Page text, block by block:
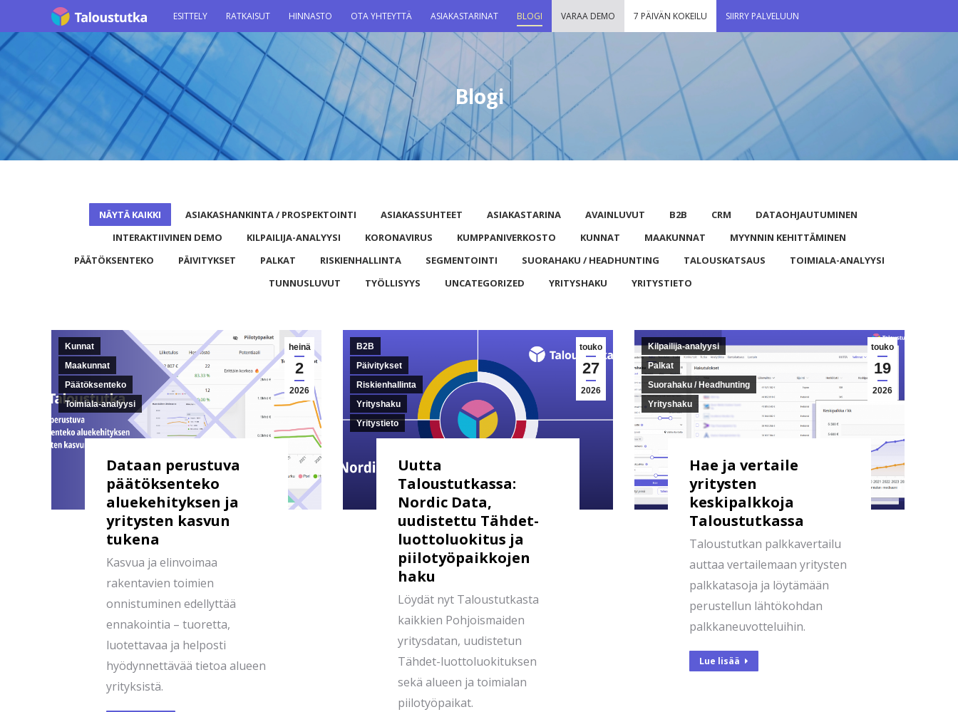
ESITTELY RATKAISUT HINNASTO OTA YHTEYTTÄ ASIAKASTARINAT BLOGI VARAA DEMO 7 PÄIVÄN KOKEILU SIIRRY PALVELUUN
Blogi
NÄYTÄ KAIKKI ASIAKASHANKINTA / PROSPEKTOINTI ASIAKASSUHTEET ASIAKASTARINA AVAINLUVUT B2B CRM
DATAOHJAUTUMINEN
INTERAKTIIVINEN DEMO
KILPAILIJA-ANALYYSI KORONAVIRUS KUMPPANIVERKOSTO KUNNAT MAAKUNNAT
MYYNNIN KEHITTÄMINEN
PÄÄTÖKSENTEKO
PÄIVITYKSET PALKAT RISKIENHALLINTA SEGMENTOINTI SUORAHAKU / HEADHUNTING TALOUSKATSAUS
TOIMIALA-ANALYYSI
TUNNUSLUVUT
TYÖLLISYYS UNCATEGORIZED YRITYSHAKU YRITYSTIETO
heinä
2
2026
Kunnat
Maakunnat
Päätöksenteko
Toimiala-analyysi
Dataan perustuva
päätöksenteko
aluekehityksen ja
yritysten kasvun
tukena
Kasvua ja elinvoimaa
rakentavien toimien
onnistuminen edellyttää
ennakointia – tuoretta,
luotettavaa ja helposti
hyödynnettävää tietoa alueen
yrityksistä.
touko
27
2026
B2B
Päivitykset
Riskienhallinta
Yrityshaku
Yritystieto
Uutta
Taloustutkassa:
Nordic Data,
uudistettu Tähdet-
luottoluokitus ja
piilotyöpaikkojen
haku
Löydät nyt Taloustutkasta
kaikkien Pohjoismaiden
yritysdatan, uudistetun
Tähdet-luottoluokituksen
sekä alueen ja toimialan
piilotyöpaikat.
touko
19
2026
Kilpailija-analyysi
Palkat
Suorahaku / Headhunting
Yrityshaku
Hae ja vertaile
yritysten
keskipalkkoja
Taloustutkassa
Taloustutkan palkkavertailu
auttaa vertailemaan yritysten
palkkatasoja ja löytämään
perustellun lähtökohdan
palkkaneuvotteluihin.
Lue lisää